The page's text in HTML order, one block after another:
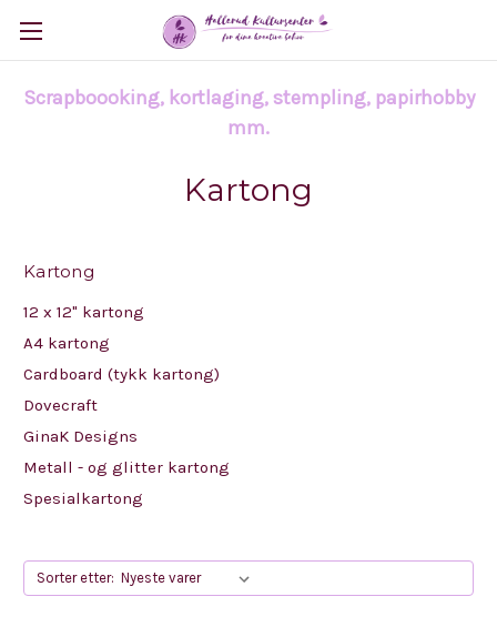
Scrapboooking, kortlaging, stempling, papirhobby
mm.
Kartong
Kartong
12 x 12" kartong
A4 kartong
Cardboard (tykk kartong)
Dovecraft
GinaK Designs
Metall - og glitter kartong
Spesialkartong
Sorter etter: